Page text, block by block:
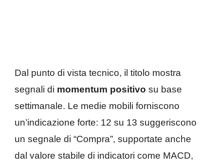
Dal punto di vista tecnico, il titolo mostra
segnali di momentum positivo su base
settimanale. Le medie mobili forniscono
un’indicazione forte: 12 su 13 suggeriscono
un segnale di “Compra”, supportate anche
dal valore stabile di indicatori come MACD,